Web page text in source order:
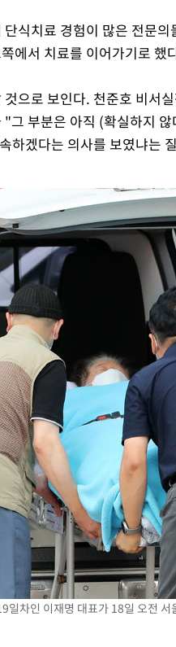
식치료 경험이 많은 전문
에서 치료를 이어가기로 했
으로 보인다. 천준호 비서
그 부분은 아직 (확실하지
하겠다는 의사를 보였냐는
일차인 이재명 대표가 18일 오전